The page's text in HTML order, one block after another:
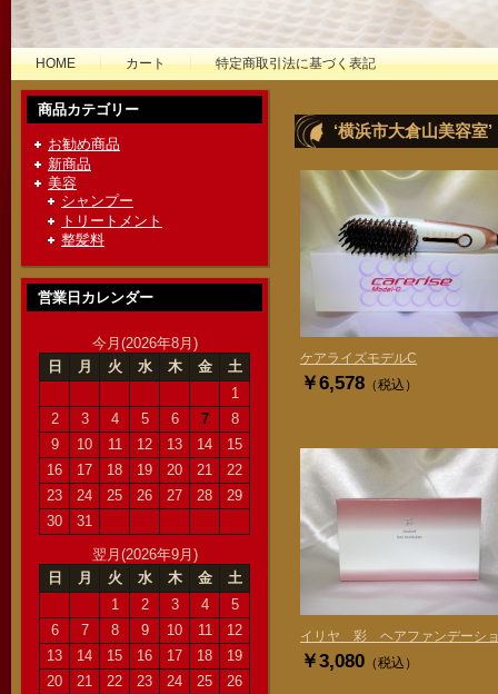
HOME カート 特定商取引法に基づく表記
商品カテゴリー
お勧め商品
新商品
美容
シャンプー
トリートメント
整髪料
営業日カレンダー
今月(2026年8月)
日
月 火 水 木 金
土
1
2
3 4 5 6 7
8
9
10 11 12 13 14
15
16
17 18 19 20 21
22
23
24 25 26 27 28
29
30
31
翌月(2026年9月)
日
月 火 水 木 金
土
1
2 3 4
5
6
7 8 9 10 11
12
13
14 15 16 17 18
19
20
21 22 23 24 25
26
‘横浜市大倉山美容室
ケアライズモデルC
￥6,578 （税込）
イリヤ 彩 ヘアファンデーシ
￥3,080 （税込）